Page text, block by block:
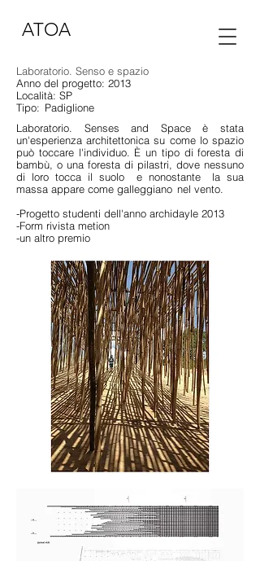
ATOA
Laboratorio. Senso e spazio
Anno del progetto: 2013
Località: SP
Tipo: Padiglione
Laboratorio. Senses and Space è stata
un'esperienza architettonica su come lo spazio
può toccare l'individuo. È un tipo di foresta di
bambù, o una foresta di pilastri, dove nessuno
di loro tocca il suolo
e nonostante
la sua
massa appare come galleggiano nel vento.
-Progetto studenti dell'anno archidayle 2013
-Form rivista metion
-un altro premio